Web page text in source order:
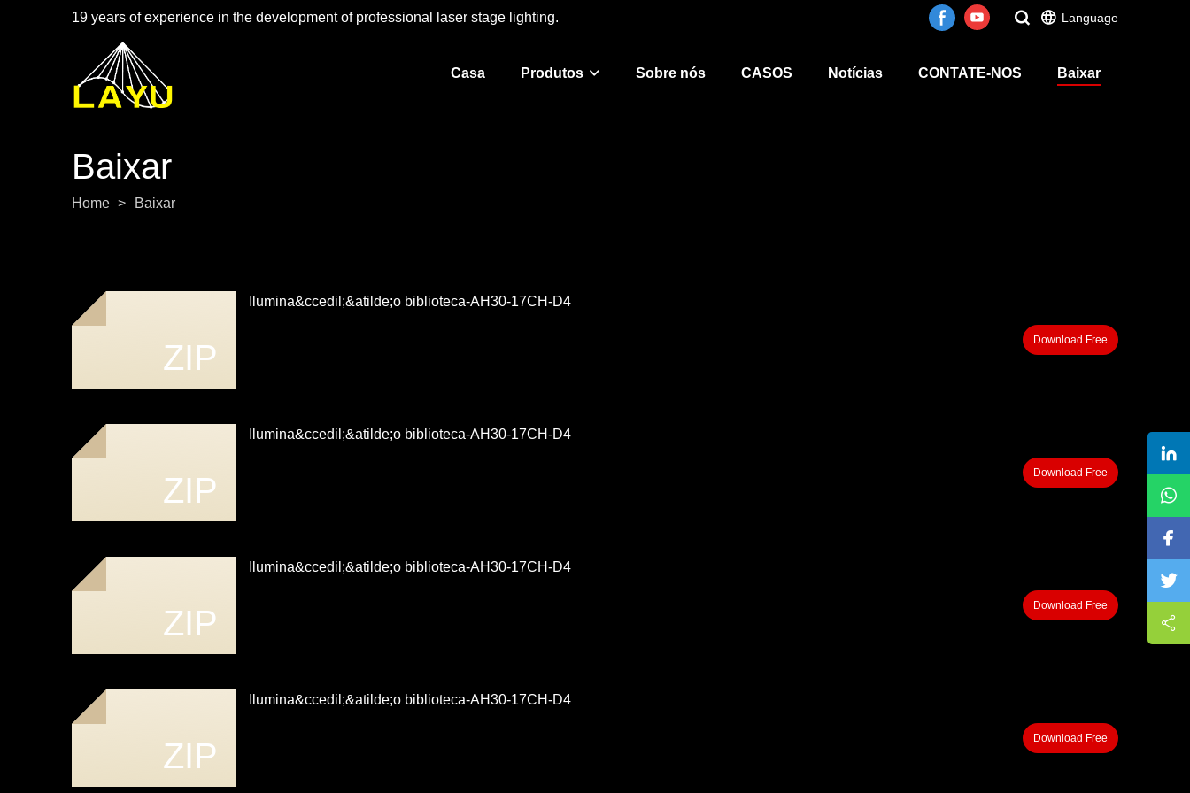
19 years of experience in the development of professional laser stage lighting. Language
Casa Produtos Sobre nós CASOS Notícias CONTATE-NOS Baixar
Baixar
Home > Baixar
ZIP
Ilumina&ccedil;&atilde;o biblioteca-AH30-17CH-D4
Download Free
ZIP
Ilumina&ccedil;&atilde;o biblioteca-AH30-17CH-D4
Download Free
ZIP
Ilumina&ccedil;&atilde;o biblioteca-AH30-17CH-D4
Download Free
ZIP
Ilumina&ccedil;&atilde;o biblioteca-AH30-17CH-D4
Download Free